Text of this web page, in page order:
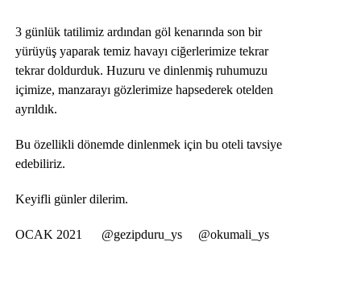
3 günlük tatilimiz ardından göl kenarında son bir
yürüyüş yaparak temiz havayı ciğerlerimize tekrar
tekrar doldurduk. Huzuru ve dinlenmiş ruhumuzu
içimize, manzarayı gözlerimize hapsederek otelden
ayrıldık.
Bu özellikli dönemde dinlenmek için bu oteli tavsiye
edebiliriz.
Keyifli günler dilerim.
OCAK 2021 @gezipduru_ys @okumali_ys